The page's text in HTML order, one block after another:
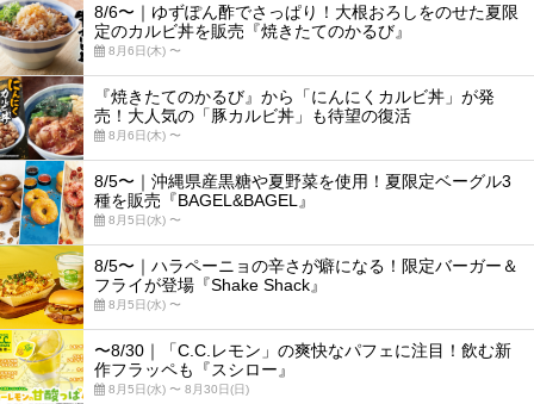
8/6〜｜ゆずぽん酢でさっぱり！大根おろしをのせた夏限
定のカルビ丼を販売『焼きたてのかるび』
8月6日(木) 〜
『焼きたてのかるび』から「にんにくカルビ丼」が発
売！大人気の「豚カルビ丼」も待望の復活
8月6日(木) 〜
8/5〜｜沖縄県産黒糖や夏野菜を使用！夏限定ベーグル3
種を販売『BAGEL&BAGEL』
8月5日(水) 〜
8/5〜｜ハラペーニョの辛さが癖になる！限定バーガー＆
フライが登場『Shake Shack』
8月5日(水) 〜
〜8/30｜「C.C.レモン」の爽快なパフェに注目！飲む新
作フラッペも『スシロー』
8月5日(水) 〜 8月30日(日)